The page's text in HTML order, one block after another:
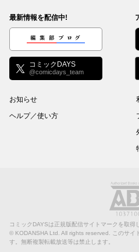
最新情報を配信中!
編集部ブログ
コミックDAYS
@comicdays_team
お知らせ
ヘルプ／使い方
コミックDAYSは正規版配信サイトマークを取得
© KODANSHA Ltd. All rights reserved. このサイ
す。無断複製転載放送等は禁止します。